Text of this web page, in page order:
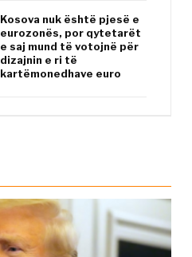
Kosova nuk është pjesë e
eurozonës, por qytetarët
e saj mund të votojnë për
dizajnin e ri të
kartëmonedhave euro